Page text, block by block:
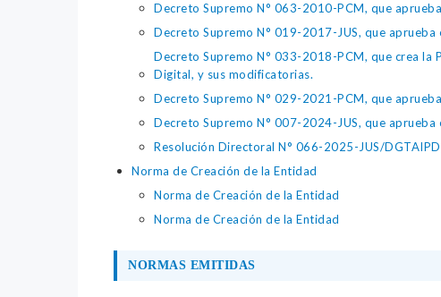
Decreto Supremo N° 063-2010-PCM, que
Decreto Supremo N° 019-2017-JUS, que
Decreto Supremo N° 033-2018-PCM, que crea la
Digital, y sus modificatorias.
Decreto Supremo N° 029-2021-PCM, que
Decreto Supremo N° 007-2024-JUS, que aprueba
Resolución Directoral N° 066-2025-JUS/
Norma de Creación de la Entidad
Norma de Creación de la Entidad
Norma de Creación de la Entidad
NORMAS EMITIDAS